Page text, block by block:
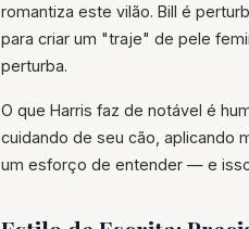
romantiza este vilão. Bill é
para criar um "traje" de pele
perturba.
O que Harris faz de notável é
cuidando de seu cão, aplicando
um esforço de entender — e